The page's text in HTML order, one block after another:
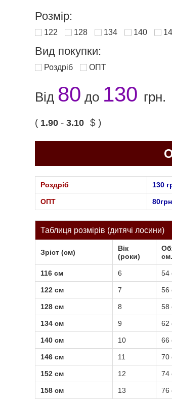
Розмір:
122 128 134 140
Вид покупки:
Роздріб ОПТ
Від 80 до 130 грн.
( 1.90 - 3.10 $ )
Роздріб 130
ОПТ
Таблиця розмірів (дитячі лосини)
Зріст (см)
Вік
(роки)
cм.
116 см 6 54
122 см 7 56
128 см 8 58
134 см 9 62
140 см 10 66
146 см 11 70
152 см 12 74
158 см 13 76